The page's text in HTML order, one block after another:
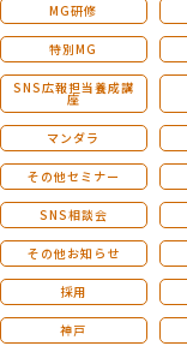
MG研修
特別MG
SNS広報担当養成講
座
マンダラ
その他セミナー
SNS相談会
その他お知らせ
採用
神戸